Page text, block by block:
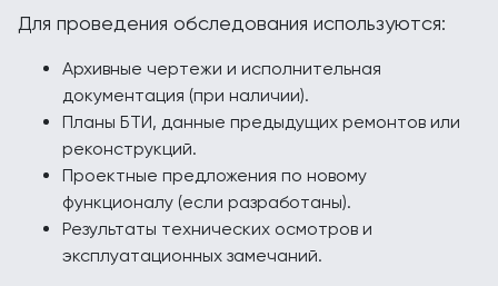
Для проведения обследования используются:
Архивные чертежи и исполнительная
документация (при наличии).
Планы БТИ, данные предыдущих ремонтов или
реконструкций.
Проектные предложения по новому
функционалу (если разработаны).
Результаты технических осмотров и
эксплуатационных замечаний.